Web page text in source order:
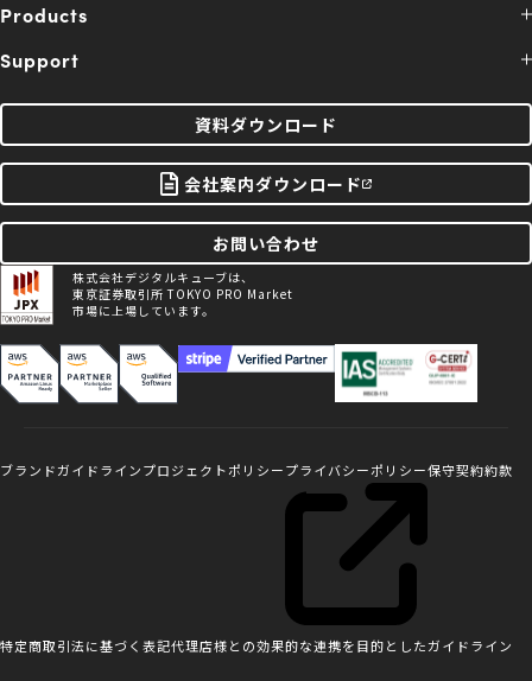
Products
Support
資料ダウンロード
会社案内ダウンロード
お問い合わせ
株式会社デジタルキューブは、
東京証券取引所 TOKYO PRO Market
市場に上場しています。
ブランドガイドラインプロジェクトポリシープライバシーポリシー保守契約約款
特定商取引法に基づく表記代理店様との効果的な連携を目的としたガイドライン